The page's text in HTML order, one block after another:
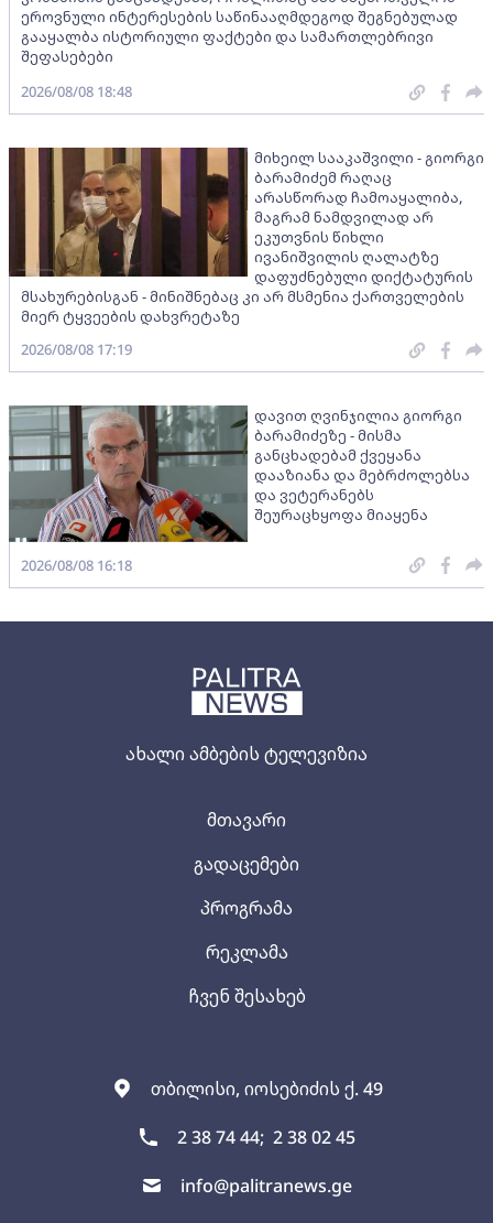
ახალი ამბების ტელევიზია
თბილისი, იოსებიძის ქ. 49
2 38 74 44; 2 38 02 45
info@palitranews.ge
მთავარი
გადაცემები
პროგრამა
რეკლამა
ჩვენ შესახებ
ეროვნული ინტერესების საწინააღმდეგოდ შეგნებულად
გააყალბა ისტორიული ფაქტები და სამართლებრივი
შეფასებები
2026/08/08 18:48
მიხეილ სააკაშვილი - გიორგი
ბარამიძემ რაღაც
არასწორად ჩამოაყალიბა,
მაგრამ ნამდვილად არ
ეკუთვნის წიხლი
ივანიშვილის ღალატზე
დაფუძნებული დიქტატურის
მსახურებისგან - მინიშნებაც კი არ მსმენია ქართველების
მიერ ტყვეების დახვრეტაზე
2026/08/08 17:19
დავით ღვინჯილია გიორგი
ბარამიძეზე - მისმა
განცხადებამ ქვეყანა
დააზიანა და მებრძოლებსა
და ვეტერანებს
შეურაცხყოფა მიაყენა
2026/08/08 16:18